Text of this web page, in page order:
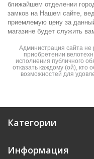
ближайшем отделении
замков на Нашем сайте,
приемлемую цену за
магазине будет служить
Администрация сайта не
приобретении
исполнения публичного
отказать каждому (ой), кто
возможностей для
Категории
Информация